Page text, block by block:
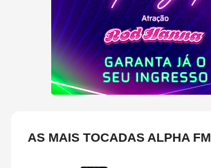
AS MAIS TOCADAS ALPHA FM